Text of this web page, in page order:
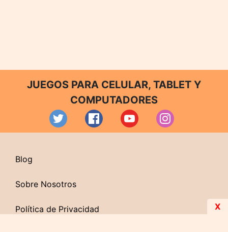
JUEGOS PARA CELULAR, TABLET Y
COMPUTADORES
Blog
Sobre Nosotros
Política de Privacidad X